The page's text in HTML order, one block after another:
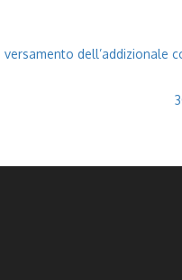
dell’addizionale